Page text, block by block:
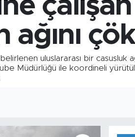
BITCOIN 64.643,95 %0.16
ağını
uluslararası bir casusluk
Müdürlüğü ile koordineli